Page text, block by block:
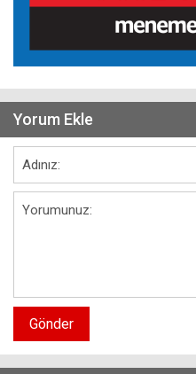
Yorum Ekle
Gönder